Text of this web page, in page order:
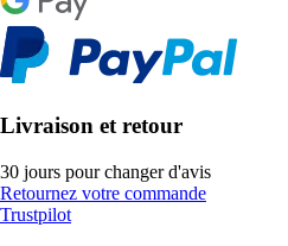
Livraison et retour
30 jours pour changer d'avis
Retournez votre commande
Trustpilot